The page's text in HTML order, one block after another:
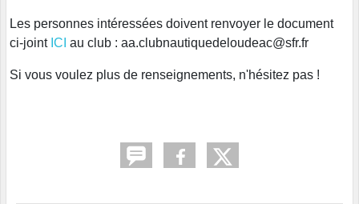
Les personnes intéressées doivent renvoyer le document
ci-joint ICI au club : aa.clubnautiquedeloudeac@sfr.fr
Si vous voulez plus de renseignements, n'hésitez pas !